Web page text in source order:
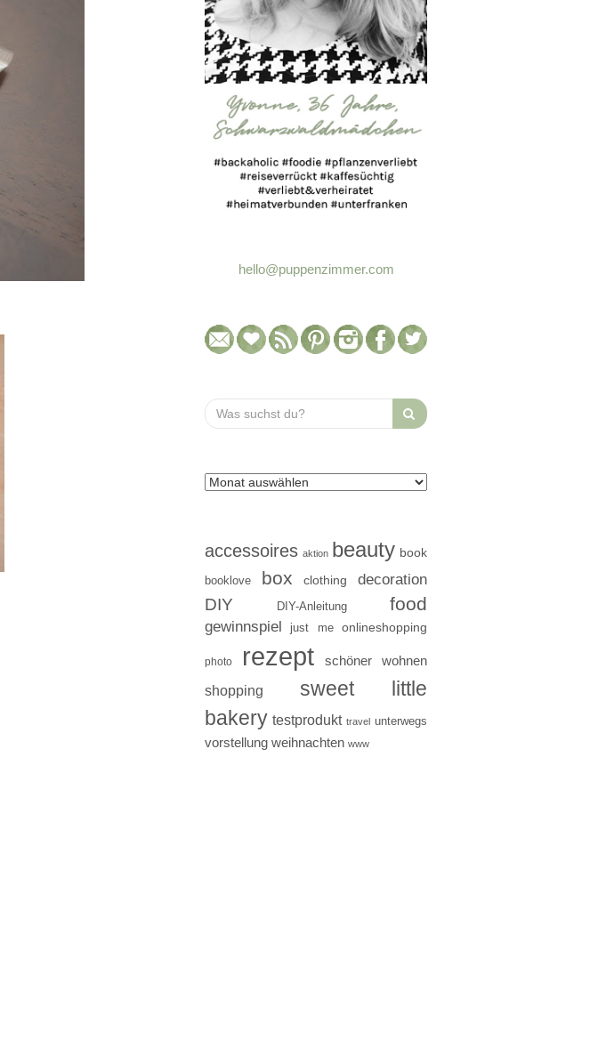
hello@puppenzimmer.com
Search
for:
accessoires aktion beauty book
booklove box clothing decoration
DIY DIY-Anleitung food
gewinnspiel just me onlineshopping
photo rezept schöner wohnen
shopping
sweet little
bakery testprodukt travel unterwegs
vorstellung weihnachten www